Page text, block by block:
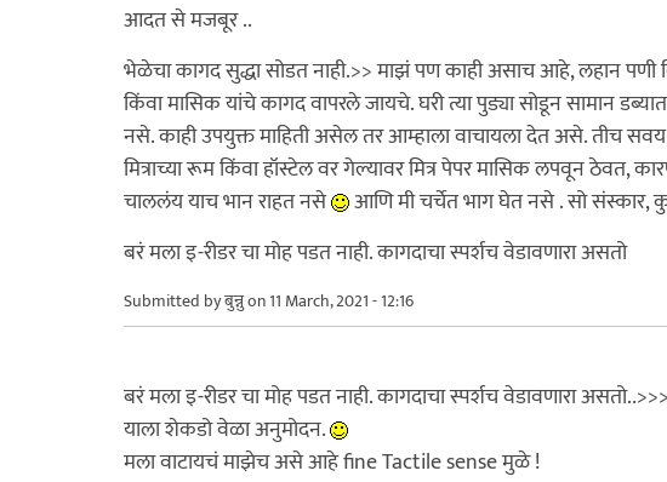
आदत से मजबूर ..
भेळेचा कागद सुद्धा सोडत नाही.>> माझं पण काही असाच आहे, लहान पणी
किंवा मासिक यांचे कागद वापरले जायचे. घरी त्या पुड्या सोडून सामान
नसे. काही उपयुक्त माहिती असेल तर आम्हाला वाचायला देत असे. तीच
मित्राच्या रूम किंवा हॉस्टेल वर गेल्यावर मित्र पेपर मासिक लपवून ठेवत,
चाललंय याच भान राहत नसे
आणि मी चर्चेत भाग घेत नसे . सो
बरं मला इ-रीडर चा मोह पडत नाही. कागदाचा स्पर्शच वेडावणारा असतो
Submitted byबुन्नुon 11 March, 2021 - 12:16
बरं मला इ-रीडर चा मोह पडत नाही. कागदाचा स्पर्शच वेडावणारा
याला शेकडो वेळा अनुमोदन.
मला वाटायचं माझेच असे आहे fine Tactile sense मुळे !